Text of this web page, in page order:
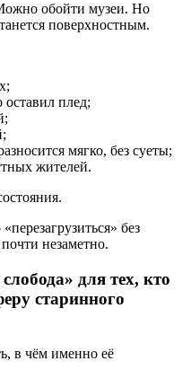
обойти музеи. Но
поверхностным.
оставил плед;
мягко, без суеты;
жителей.
без
незаметно.
для тех, кто
старинного
в чём именно её